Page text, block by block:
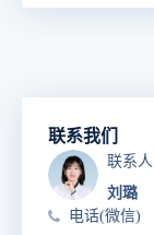
联系我们
联系人
刘璐
电话(微信)